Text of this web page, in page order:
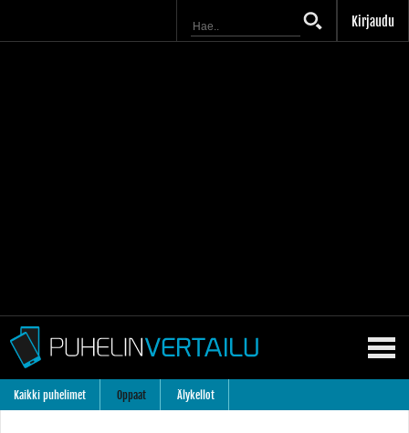
Kirjaudu
Kaikki puhelimet Oppaat Älykellot